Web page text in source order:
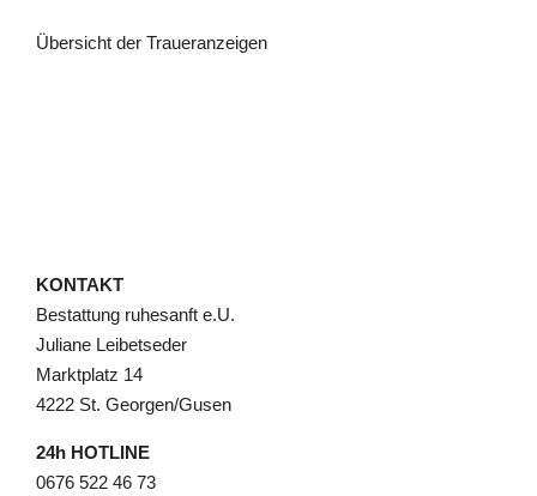
Übersicht der Traueranzeigen
KONTAKT
Bestattung ruhesanft e.U.
Juliane Leibetseder
Marktplatz 14
4222 St. Georgen/Gusen
24h HOTLINE
0676 522 46 73